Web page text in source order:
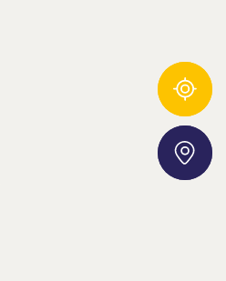
Összetevő-követő
Áruházkereső